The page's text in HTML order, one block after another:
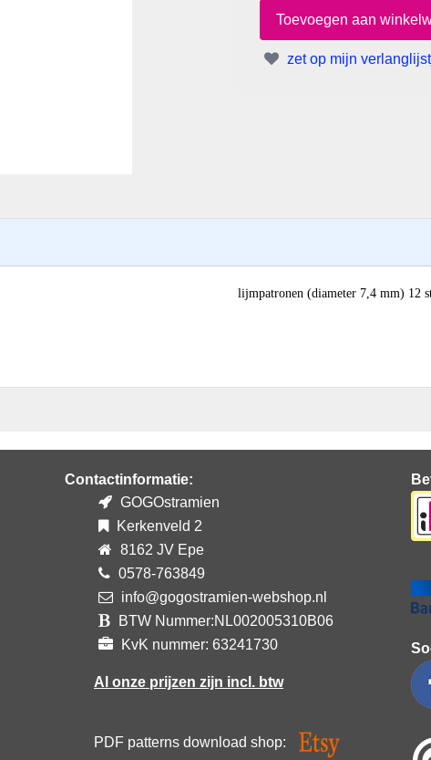
zet op mijn
lijmpatronen (diameter 7,4 mm) 12
Contactinformatie:
GOGOstramien
Kerkenveld 2
8162 JV Epe
0578-763849
info@gogostramien-webshop.nl
BTW Nummer:NL002005310B06
KvK nummer: 63241730
Al onze prijzen zijn incl. btw
PDF patterns download shop: